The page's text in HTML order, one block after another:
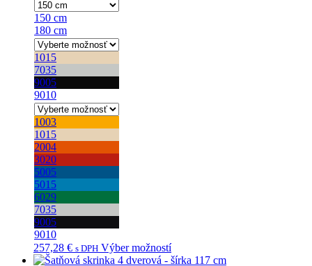
150 cm
180 cm
1015
7035
9005
9010
1003
1015
2004
3020
5005
5015
6029
7035
9005
9010
257,28 € s DPH Výber možnostíTento
produkt